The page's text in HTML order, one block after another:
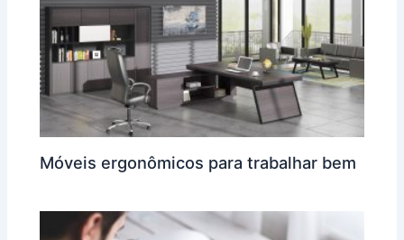
Móveis ergonômicos para trabalhar bem